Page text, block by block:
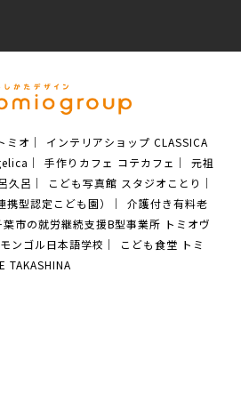
ミオ ｜
インテリアショップ CLASSICA
｜ 手作りカフェ コテカフェ ｜
元祖
久呂 ｜ こども写真館 スタジオことり ｜
型認定こども園）
｜
介護付き有料老
葉市の就労継続支援B型事業所 トミオヴ
モンゴル日本語学校 ｜
こども食堂 トミ
TAKASHINA